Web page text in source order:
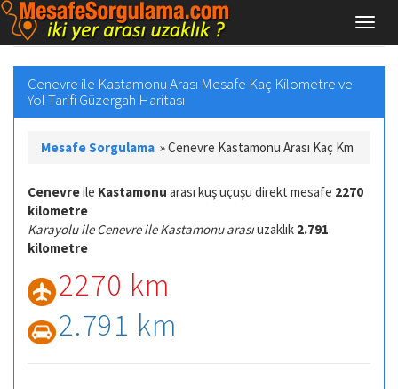
Cenevre ile Kastamonu Arası Mesafe Kaç Kilometre ve
Yol Tarifi Güzergah Haritası
Mesafe Sorgulama »Cenevre Kastamonu Arası Kaç Km
Cenevreile Kastamonu arası kuş uçuşu direkt mesafe 2270
kilometre
Karayolu ile Cenevre ile Kastamonu arasıuzaklık 2.791
kilometre
2270 km
2.791 km